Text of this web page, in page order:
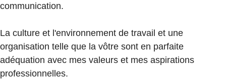
communication.
La culture et l'environnement de travail et une
organisation telle que la vôtre sont en parfaite
adéquation avec mes valeurs et mes aspirations
professionnelles.